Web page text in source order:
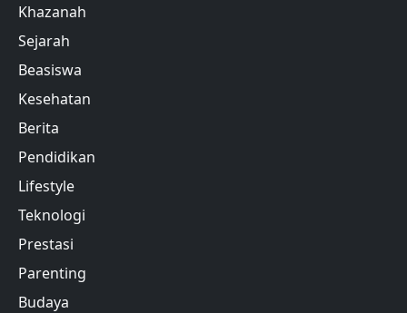
Khazanah
Sejarah
Beasiswa
Kesehatan
Berita
Pendidikan
Lifestyle
Teknologi
Prestasi
Parenting
Budaya